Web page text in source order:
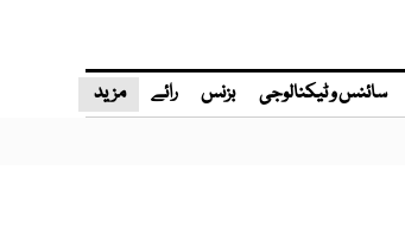
سائنس و ٹیکنالوجی بزنس رائے مزید